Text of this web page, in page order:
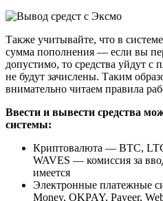
Также учитывайте, что в
сумма пополнения — если вы
допустимо, то средства уйдут с
не будут зачислены. Таким
внимательно читаем правила
Ввести и вывести средства
системы:
Криптовалюта — ВТС,
WAVES — комиссия за
имеется
Электронные платежные
Money, OKPAY, Payeer,